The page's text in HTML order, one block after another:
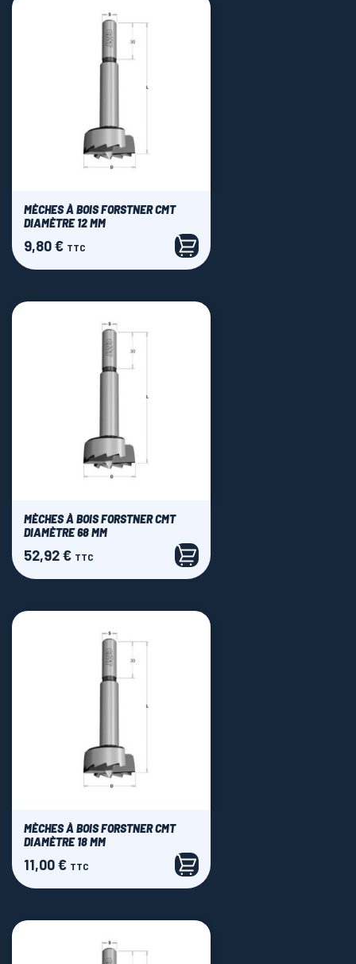
MÈCHES À BOIS FORSTNER CMT
DIAMÈTRE 12 MM
Prix
9,80 € TTC
MÈCHES À BOIS FORSTNER CMT
DIAMÈTRE 68 MM
Prix
52,92 € TTC
MÈCHES À BOIS FORSTNER CMT
DIAMÈTRE 18 MM
Prix
11,00 € TTC